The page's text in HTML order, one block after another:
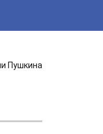
Пушкина